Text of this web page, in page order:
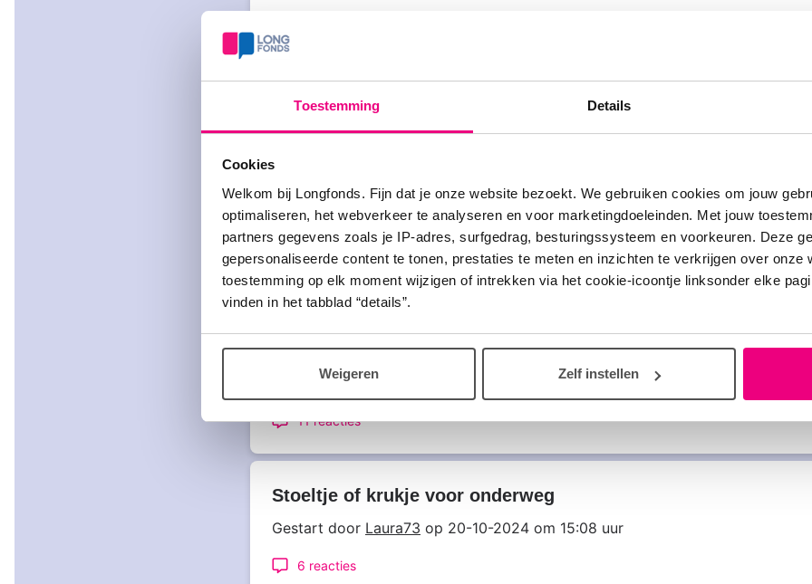
Toestemming Details
Cookies
Welkom bij Longfonds. Fijn dat je onze website bezoekt. We gebruiken cookies om jouw
optimaliseren, het webverkeer te analyseren en voor marketingdoeleinden. Met jouw
partners gegevens zoals je IP-adres, surfgedrag, besturingssysteem en voorkeuren. Deze
gepersonaliseerde content te tonen, prestaties te meten en inzichten te verkrijgen over onze
toestemming op elk moment wijzigen of intrekken via het cookie-icoontje linksonder elke
vinden in het tabblad “details”.
Weigeren Zelf instellen
Wordfeud
Gestart door
8 reacties
Gezocht: iemand met een longziekte die een hologram van
maken voor leersituaties.
Gestart doorPieter van Gorkomop 22-11-2024 om 11:22 uur
Laatst bewerkt op 22-11-2024 om 11:24 uur
11 reacties
Stoeltje of krukje voor onderweg
Gestart door Laura73 op 20-10-2024 om 15:08 uur
6 reacties